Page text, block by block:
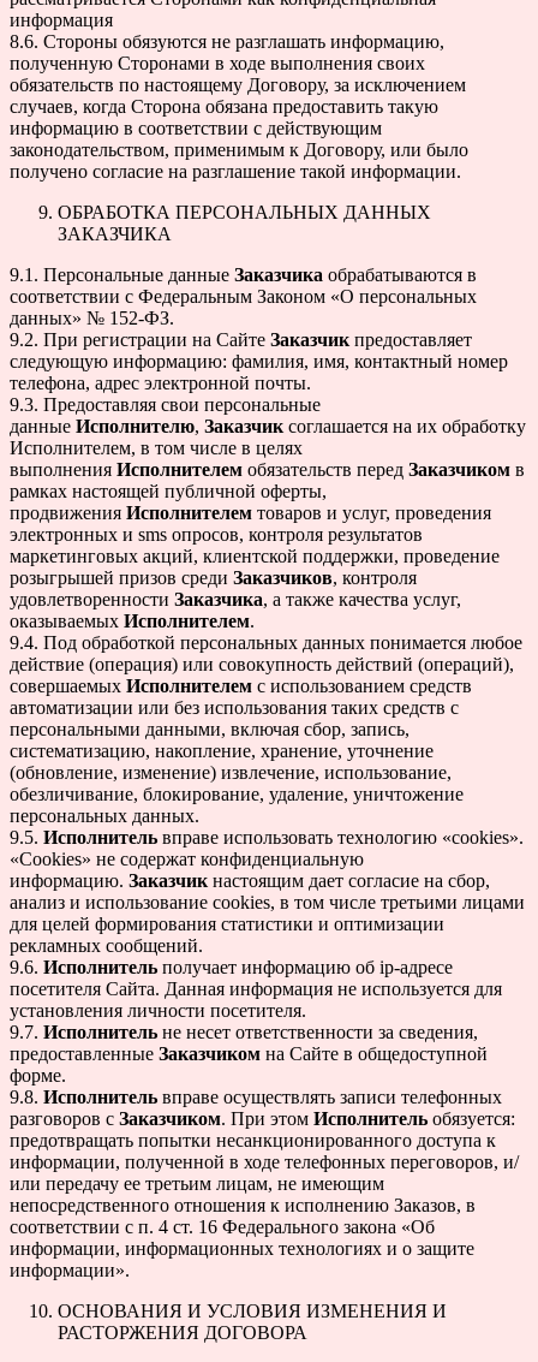
информация
8.6. Стороны обязуются не разглашать информацию,
полученную Сторонами в ходе выполнения своих
обязательств по настоящему Договору, за исключением
случаев, когда Сторона обязана предоставить такую
информацию в соответствии с действующим
законодательством, применимым к Договору, или было
получено согласие на разглашение такой информации.
ОБРАБОТКА ПЕРСОНАЛЬНЫХ ДАННЫХ
ЗАКАЗЧИКА
9.1. Персональные данные Заказчика обрабатываются в
соответствии с Федеральным Законом «О персональных
данных» № 152-ФЗ.
9.2. При регистрации на Сайте Заказчик предоставляет
следующую информацию: фамилия, имя, контактный номер
телефона, адрес электронной почты.
9.3. Предоставляя свои персональные
данные Исполнителю, Заказчик соглашается на их обработку
Исполнителем, в том числе в целях
выполнения Исполнителем обязательств перед Заказчиком в
рамках настоящей публичной оферты,
продвижения Исполнителем товаров и услуг, проведения
электронных и sms опросов, контроля результатов
маркетинговых акций, клиентской поддержки, проведение
розыгрышей призов среди Заказчиков, контроля
удовлетворенности Заказчика, а также качества услуг,
оказываемых Исполнителем.
9.4. Под обработкой персональных данных понимается любое
действие (операция) или совокупность действий (операций),
совершаемых Исполнителем с использованием средств
автоматизации или без использования таких средств с
персональными данными, включая сбор, запись,
систематизацию, накопление, хранение, уточнение
(обновление, изменение) извлечение, использование,
обезличивание, блокирование, удаление, уничтожение
персональных данных.
9.5. Исполнитель вправе использовать технологию «cookies».
«Cookies» не содержат конфиденциальную
информацию. Заказчик настоящим дает согласие на сбор,
анализ и использование cookies, в том числе третьими лицами
для целей формирования статистики и оптимизации
рекламных сообщений.
9.6. Исполнитель получает информацию об ip-адресе
посетителя Сайта. Данная информация не используется для
установления личности посетителя.
9.7. Исполнитель не несет ответственности за сведения,
предоставленные Заказчиком на Сайте в общедоступной
форме.
9.8. Исполнитель вправе осуществлять записи телефонных
разговоров с Заказчиком. При этом Исполнитель обязуется:
предотвращать попытки несанкционированного доступа к
информации, полученной в ходе телефонных переговоров, и/
или передачу ее третьим лицам, не имеющим
непосредственного отношения к исполнению Заказов, в
соответствии с п. 4 ст. 16 Федерального закона «Об
информации, информационных технологиях и о защите
информации».
ОСНОВАНИЯ И УСЛОВИЯ ИЗМЕНЕНИЯ И
РАСТОРЖЕНИЯ ДОГОВОРА